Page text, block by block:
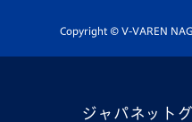
ホームタウン活動
Copyright © V-VAREN
ジャパネット